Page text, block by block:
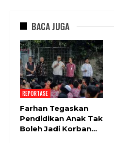
BACA JUGA
REPORTASE
Farhan Tegaskan
Pendidikan Anak Tak
Boleh Jadi Korban…